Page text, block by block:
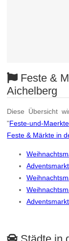
Feste &
Aichelberg
Diese Übersicht
"Feste-und-
Feste & Märkte in